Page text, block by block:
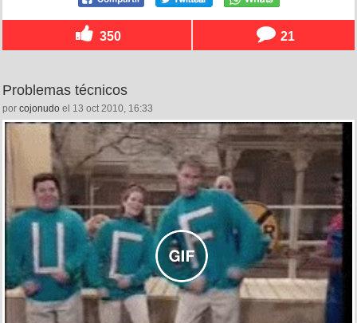
350 21
Problemas técnicos
por cojonudo el 13 oct 2010, 16:33